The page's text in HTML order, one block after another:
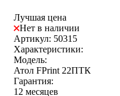
Лучшая цена
Нет в наличии
Артикул: 50315
Характеристики:
Модель:
Атол FPrint 22ПТК
Гарантия:
12 месяцев